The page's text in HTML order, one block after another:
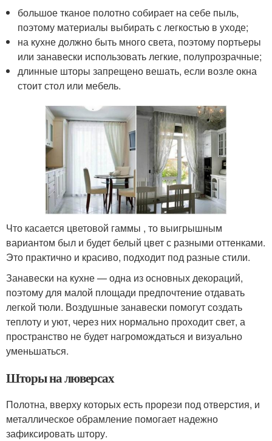
большое тканое полотно собирает на себе пыль,
поэтому материалы выбирать с легкостью в уходе;
на кухне должно быть много света, поэтому портьеры
или занавески использовать легкие, полупрозрачные;
длинные шторы запрещено вешать, если возле окна
стоит стол или мебель.
Что касается цветовой гаммы , то выигрышным
вариантом был и будет белый цвет с разными оттенками.
Это практично и красиво, подходит под разные стили.
Занавески на кухне — одна из основных декораций,
поэтому для малой площади предпочтение отдавать
легкой тюли. Воздушные занавески помогут создать
теплоту и уют, через них нормально проходит свет, а
пространство не будет нагромождаться и визуально
уменьшаться.
Шторы на люверсах
Полотна, вверху которых есть прорези под отверстия, и
металлическое обрамление помогает надежно
зафиксировать штору.